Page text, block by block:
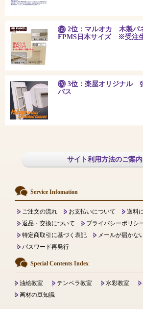
2位：マルオカ 木製パ
FPMS日本サイズ ※受注
3位：楽屋オリジナル
バス
サイト利用方法のご案内
Service Infomation
ご注文の流れ お支払いについて
送料
返品・交換について
プライバシーポリシ
特定商取引に基づく表記
メールが届かな
パスワード再発行
Special Contents Index
油絵教室 テンペラ教室 水彩教室
画材の豆知識